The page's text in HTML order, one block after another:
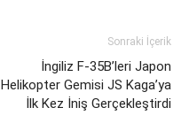
Sonraki İçerik
İngiliz F-35B’leri Japon
Helikopter Gemisi JS Kaga’ya
İlk Kez İniş Gerçekleştirdi